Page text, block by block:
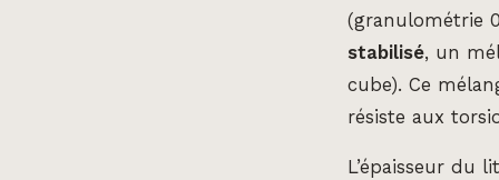
(granulométrie
stabilisé, un
cube). Ce
résiste aux
L’épaisseur du